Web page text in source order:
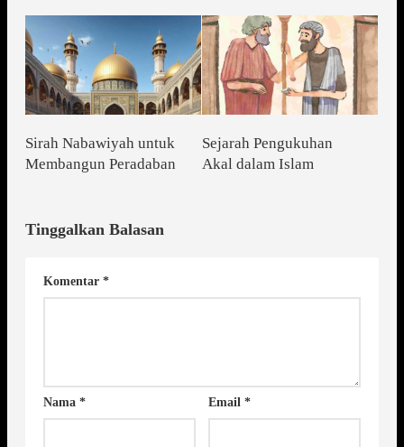
Sirah Nabawiyah untuk
Membangun Peradaban
Sejarah Pengukuhan
Akal dalam Islam
Tinggalkan Balasan
Komentar *
Nama * Email*